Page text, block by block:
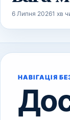
6 Липня 20261 хв
НАВІГАЦІЯ